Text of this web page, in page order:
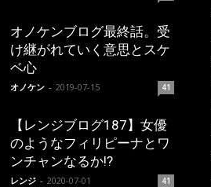
オノケンブログ最終話。受
け継がれていく意思とスケ
ベ心
オノケン - 2019-07-15 41
【レンジブログ187】女優
のようなフィリピーナとワ
ンチャンなるか!?
レンジ - 2020-07-01 41